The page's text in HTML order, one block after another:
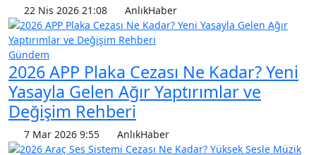
22 Nis 2026 21:08 AnlıkHaber
Gündem
2026 APP Plaka Cezası Ne Kadar? Yeni
Yasayla Gelen Ağır Yaptırımlar ve
Değişim Rehberi
7 Mar 2026 9:55 AnlıkHaber